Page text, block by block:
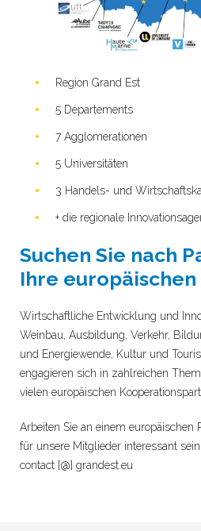
Region Grand Est
5 Départements
7 Agglomerationen
5 Universitäten
3 Handels- und
+ die regionale
Suchen Sie nach
Ihre
Wirtschaftliche Entwicklung und
Weinbau, Ausbildung, Verkehr,
und Energiewende, Kultur und
engagieren sich in zahlreichen
vielen europäischen
Arbeiten Sie an einem europäischen
für unsere Mitglieder interessant sein.
contact [@] grandest.eu